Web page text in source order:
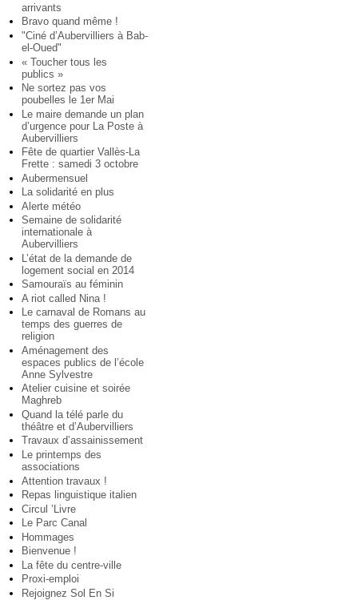
arrivants
Bravo quand même !
"Ciné d’Aubervilliers à Bab-
el-Oued"
« Toucher tous les
publics »
Ne sortez pas vos
poubelles le 1er Mai
Le maire demande un plan
d’urgence pour La Poste à
Aubervilliers
Fête de quartier Vallès-La
Frette : samedi 3 octobre
Aubermensuel
La solidarité en plus
Alerte météo
Semaine de solidarité
internationale à
Aubervilliers
L’état de la demande de
logement social en 2014
Samouraïs au féminin
A riot called Nina !
Le carnaval de Romans au
temps des guerres de
religion
Aménagement des
espaces publics de l’école
Anne Sylvestre
Atelier cuisine et soirée
Maghreb
Quand la télé parle du
théâtre et d’Aubervilliers
Travaux d’assainissement
Le printemps des
associations
Attention travaux !
Repas linguistique italien
Circul ’Livre
Le Parc Canal
Hommages
Bienvenue !
La fête du centre-ville
Proxi-emploi
Rejoignez Sol En Si